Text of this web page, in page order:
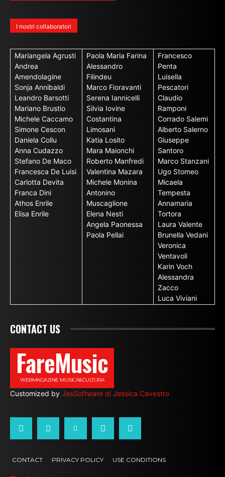
I nostri collaboratori
Mariangela Agrusti
Andrea
Amendolagine
Sonja Annibaldi
Leandro Barsotti
Mariano Brustio
Michele Caccamo
Simone Cescon
Daniela Collu
Anna Cudazzo
Stefano De Maco
Francesca De Luisi
Carlotta Devita
Franca Dini
Athos Enrile
Elisa Enrile
Paola Maria Farina
Alessandro
Filindeu
Marco Fioravanti
Serena Iannicelli
Silvia Iovine
Costantina
Limosani
Katia Losito
Mara Maionchi
Roberto Manfredi
Valentina Mazara
Michele Monina
Antonino
Muscaglione
Elena Nesti
Angela Paonessa
Paola Pellai
Francesco
Penta
Luisella
Pescatori
Claudio
Ramponi
Corrado Salemi
Alberto Salerno
Giuseppe
Santoro
Marco Stanzani
Ugo Stomeo
Micaela
Tempesta
Annamaria
Tortora
Laura Valente
Brunella Vedani
Veronica
Ventavoli
Karin Voch
Alessandra
Zacco
Luca Viviani
CONTACT US
FareMusic
WEBMAGAZINE MUSICA&CULTURA
Customized by JesSoftware di Jessica Cavestro
CONTACT PRIVACY POLICY USE CONDITIONS